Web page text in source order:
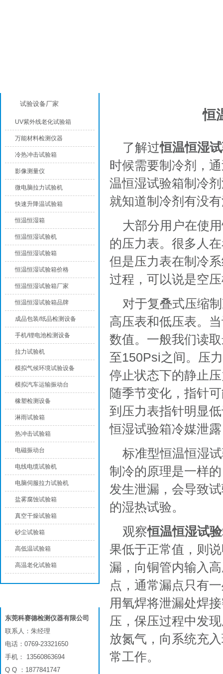
恒
了解过恒温恒湿
时候需要制冷剂，
温恒湿试验箱制冷
就知道制冷剂有没
大部分用户在使
的压力表。很多人
但是压力表在制冷
过程，可以说是空
对于复叠式压缩
高压表和低压表。
数值。一般我们读
至150Psi之间。压
停止状态下的静止
随季节变化，指针
到压力表指针明显
恒湿试验箱冷媒泄
标准型恒温恒湿
制冷的原理是一样
发生泄漏，会导致
的湿热试验。
观察恒温恒湿试
果低于正常值，则
漏，向铜管内输入
点，通常漏点只有
用氧焊将泄漏处焊
压，保压过程中发
放氮气，向系统充
常工作。
试验设备厂家
UV紫外线老化试验箱
万能材料检测仪器
冷热冲击试验箱
影像测量仪
微电脑拉力试验机
快速升降温试验箱
恒温恒湿箱
恒温恒湿试验机
恒温恒湿试验箱
恒温恒湿试验箱价格
恒温恒湿试验箱厂家
恒温恒湿试验箱品牌
成品包装/纸品检测设备
手机/锂电池检测设备
拉力试验机
模拟气候环境试验设备
模拟汽车运输振动台
橡塑检测设备
淋雨试验箱
热冲击试验箱
电磁振动台
电线电缆试验机
电脑伺服拉力试验机
盐雾腐蚀试验箱
真空干燥试验箱
砂尘试验箱
高低温试验箱
高温老化试验箱
东莞科赛德检测仪器有限公司
联系人：朱经理
电话：0769-23321650
手机： 13560863694
Q Q ：1877841747